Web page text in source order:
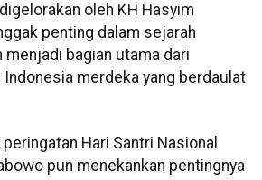
oleh KH Hasyim
penting dalam sejarah
menjadi bagian utama dari
merdeka yang berdaulat
Hari Santri Nasional
pun menekankan pentingnya